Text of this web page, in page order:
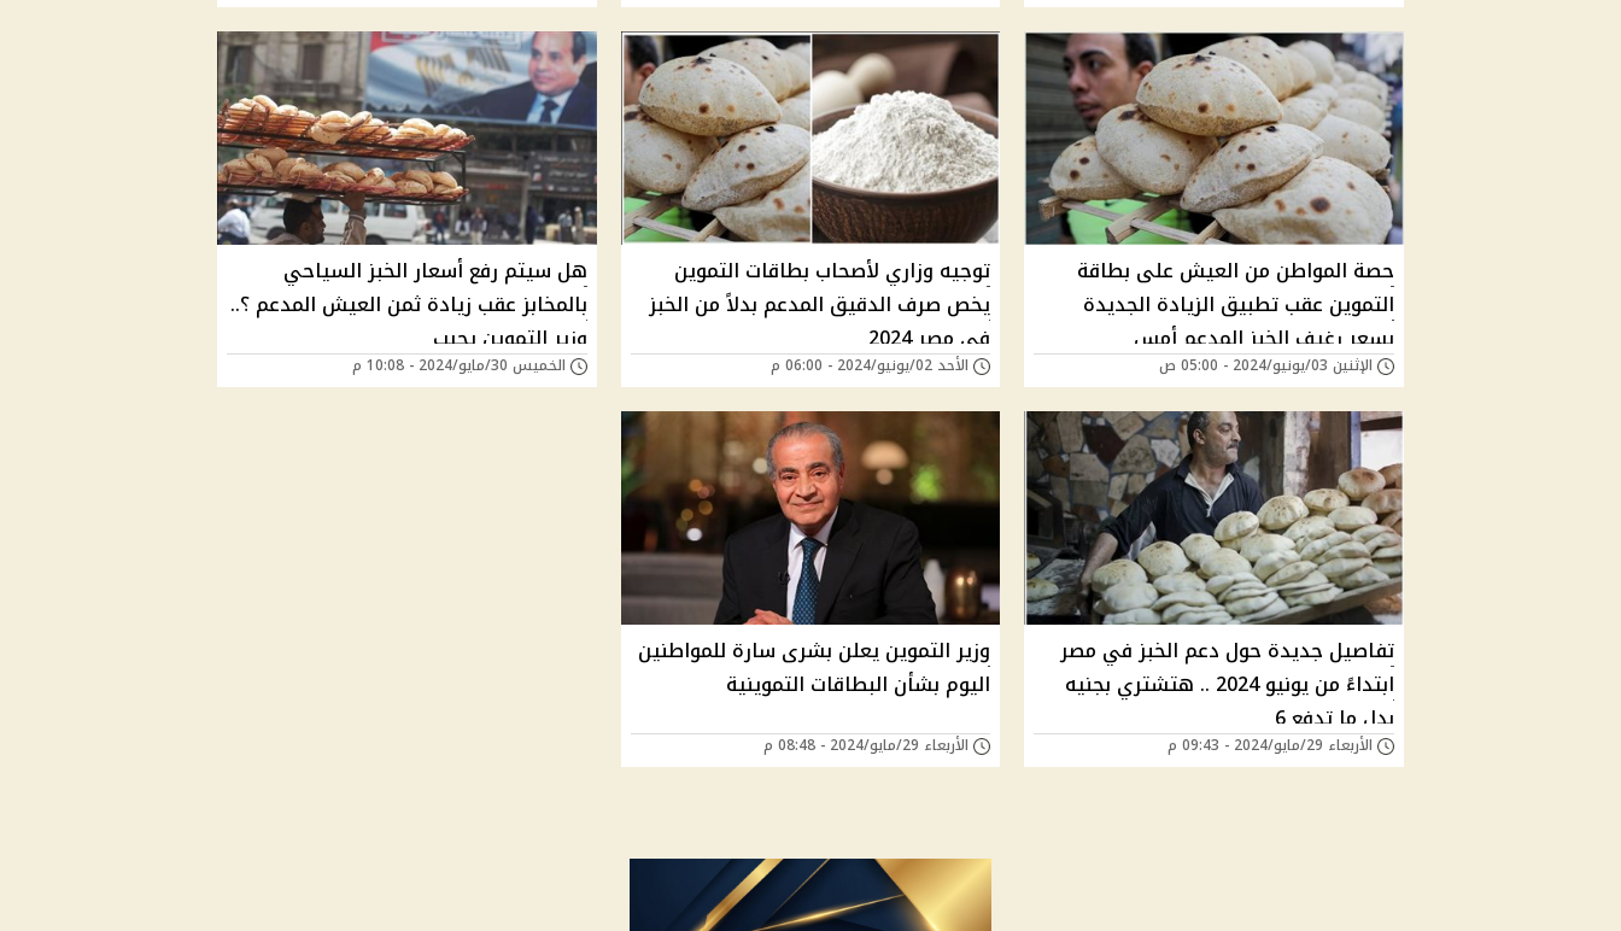
حصة المواطن من العيش على بطاقة
التموين عقب تطبيق الزيادة الجديدة
بسعر رغيف الخبز المدعم أمس
الإثنين 03/يونيو/2024 - 05:00 ص
توجيه وزاري لأصحاب بطاقات التموين
يخص صرف الدقيق المدعم بدلاً من الخبز
في مصر 2024
الأحد 02/يونيو/2024 - 06:00 م
هل سيتم رفع أسعار الخبز السياحي
بالمخابز عقب زيادة ثمن العيش المدعم ؟..
وزير التموين يجيب
الخميس 30/مايو/2024 - 10:08 م
تفاصيل جديدة حول دعم الخبز في مصر
ابتداءً من يونيو 2024 .. هتشتري بجنيه
بدل ما تدفع 6
الأربعاء 29/مايو/2024 - 09:43 م
وزير التموين يعلن بشرى سارة للمواطنين
اليوم بشأن البطاقات التموينية
الأربعاء 29/مايو/2024 - 08:48 م